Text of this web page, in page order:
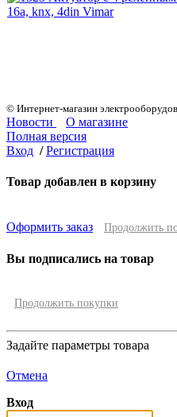
© Интернет-магазин
Новости
О магазине
Полная версия
Вход / Регистрация
Товар добавлен в корзину
Оформить заказ Продолжить
Вы подписались на товар
Продолжить покупки
Задайте параметры товара
Отмена
Вход